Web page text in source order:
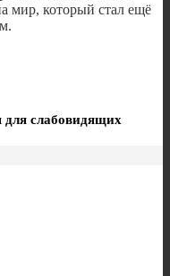
мир, который стал ещё
для слабовидящих